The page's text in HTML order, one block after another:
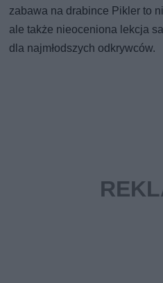
zabawa na drabince Pikler to
ale także nieoceniona lekcja
dla najmłodszych odkrywców.